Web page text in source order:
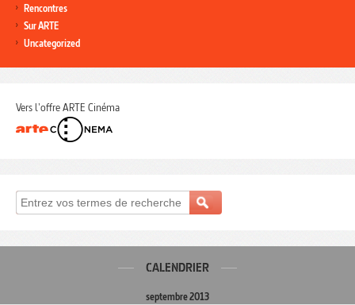
Rencontres
Sur ARTE
Uncategorized
Vers l'offre ARTE Cinéma
CALENDRIER
septembre 2013